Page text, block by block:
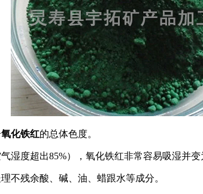
氧化铁红的总体色度。
度超出85%），氧化铁红非常容易吸湿并变
不残余酸、碱、油、蜡跟水等成分。